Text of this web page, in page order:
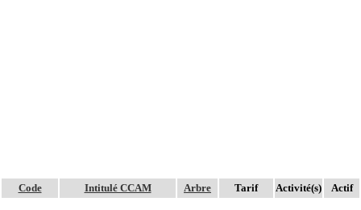
Code Intitulé CCAM Arbre Tarif Activité(s) Actif